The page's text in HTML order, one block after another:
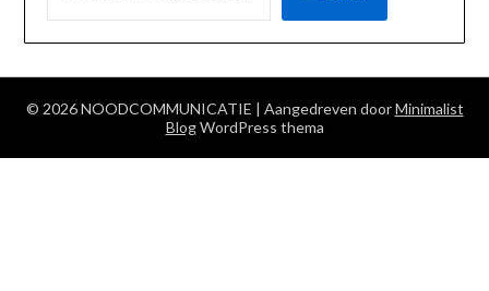
© 2026 NOODCOMMUNICATIE | Aangedreven doorMinimalist
BlogWordPress thema